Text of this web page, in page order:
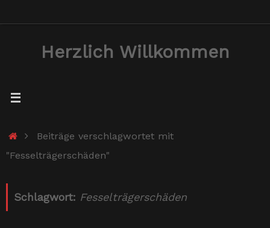
Herzlich Willkommen
StartBeiträge verschlagwortet mit
"Fesselträgerschäden"
Schlagwort: Fesselträgerschäden